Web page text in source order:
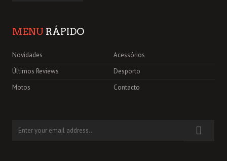
MENU RÁPIDO
Novidades
Acessórios
Últimos Reviews
Desporto
Motos
Contacto